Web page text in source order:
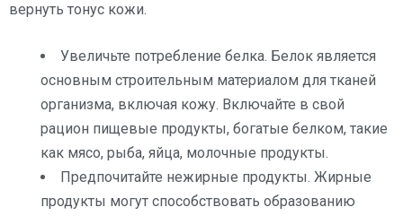
вернуть тонус кожи.
Увеличьте потребление белка. Белок является
основным строительным материалом для тканей
организма, включая кожу. Включайте в свой
рацион пищевые продукты, богатые белком, такие
как мясо, рыба, яйца, молочные продукты.
Предпочитайте нежирные продукты. Жирные
продукты могут способствовать образованию